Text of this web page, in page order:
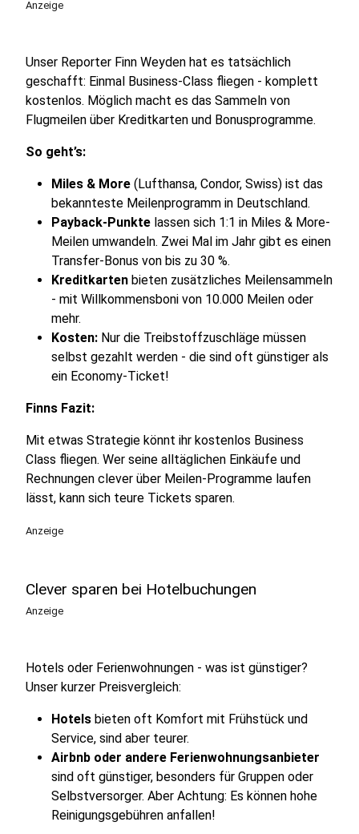
Anzeige
Unser Reporter Finn Weyden hat es tatsächlich
geschafft: Einmal Business-Class fliegen - komplett
kostenlos. Möglich macht es das Sammeln von
Flugmeilen über Kreditkarten und Bonusprogramme.
So geht’s:
Miles & More (Lufthansa, Condor, Swiss) ist das
bekannteste Meilenprogramm in Deutschland.
Payback-Punkte lassen sich 1:1 in Miles & More-
Meilen umwandeln. Zwei Mal im Jahr gibt es einen
Transfer-Bonus von bis zu 30 %.
Kreditkarten bieten zusätzliches Meilensammeln
- mit Willkommensboni von 10.000 Meilen oder
mehr.
Kosten: Nur die Treibstoffzuschläge müssen
selbst gezahlt werden - die sind oft günstiger als
ein Economy-Ticket!
Finns Fazit:
Mit etwas Strategie könnt ihr kostenlos Business
Class fliegen. Wer seine alltäglichen Einkäufe und
Rechnungen clever über Meilen-Programme laufen
lässt, kann sich teure Tickets sparen.
Anzeige
Clever sparen bei Hotelbuchungen
Anzeige
Hotels oder Ferienwohnungen - was ist günstiger?
Unser kurzer Preisvergleich:
Hotels bieten oft Komfort mit Frühstück und
Service, sind aber teurer.
Airbnb oder andere Ferienwohnungsanbieter
sind oft günstiger, besonders für Gruppen oder
Selbstversorger. Aber Achtung: Es können hohe
Reinigungsgebühren anfallen!